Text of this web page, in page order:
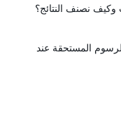
وكيف نصنف النتائج؟
المستحقة عند